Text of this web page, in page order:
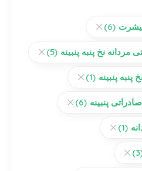
(6)
نخ پنبه پنبینه (5)
پنبینه (1)
پنبینه (6)
(1)